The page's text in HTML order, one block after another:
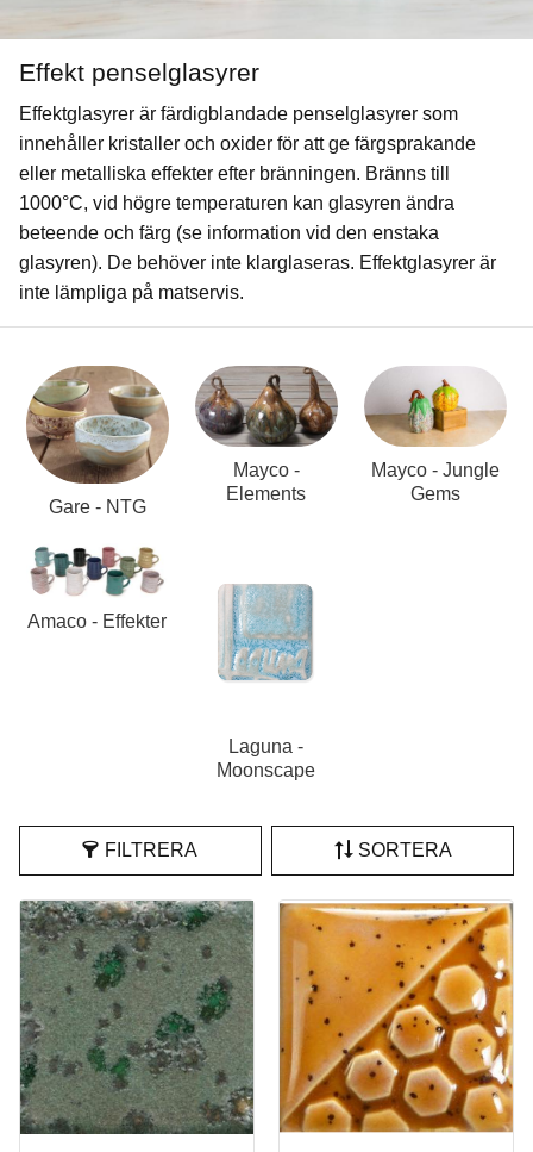
Effekt penselglasyrer
Effektglasyrer är färdigblandade penselglasyrer som
innehåller kristaller och oxider för att ge färgsprakande
eller metalliska effekter efter bränningen. Bränns till
1000°C, vid högre temperaturen kan glasyren ändra
beteende och färg (se information vid den enstaka
glasyren). De behöver inte klarglaseras. Effektglasyrer är
inte lämpliga på matservis.
Gare - NTG
Mayco -
Elements
Mayco - Jungle
Gems
Amaco - Effekter
Laguna -
Moonscape
FILTRERA SORTERA